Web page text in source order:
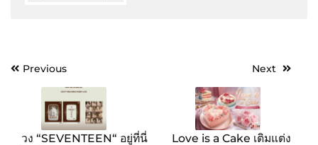
PostPrevious
วง “SEVENTEEN“ อยู่ที่นี่
Next
Love is a Cake เติมแต่ง